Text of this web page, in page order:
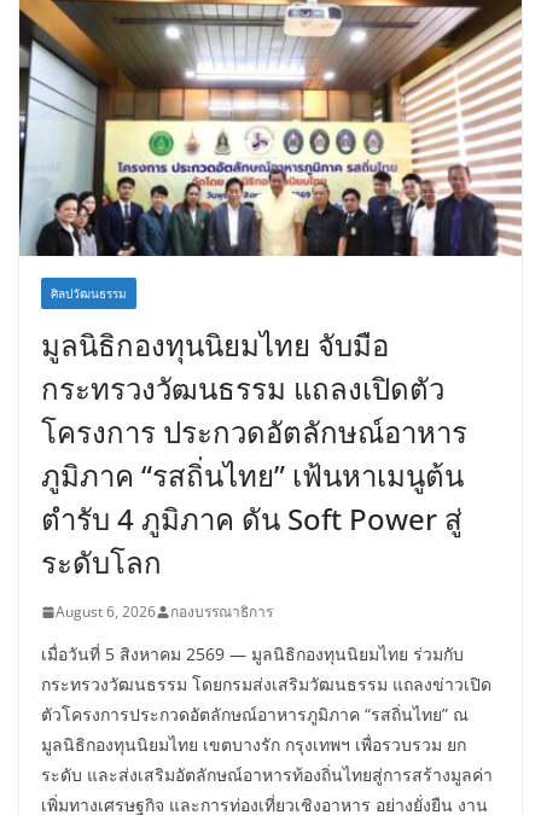
ศิลปวัฒนธรรม
มูลนิธิกองทุนนิยมไทย จับมือ
กระทรวงวัฒนธรรม แถลงเปิดตัว
โครงการ ประกวดอัตลักษณ์อาหาร
ภูมิภาค “รสถิ่นไทย” เฟ้นหาเมนูต้น
ตำรับ 4 ภูมิภาค ดัน Soft Power สู่
ระดับโลก
August 6, 2026 กองบรรณาธิการ
เมื่อวันที่ 5 สิงหาคม 2569 — มูลนิธิกองทุนนิยมไทย ร่วมกับ
กระทรวงวัฒนธรรม โดยกรมส่งเสริมวัฒนธรรม แถลงข่าวเปิด
ตัวโครงการประกวดอัตลักษณ์อาหารภูมิภาค “รสถิ่นไทย” ณ
มูลนิธิกองทุนนิยมไทย เขตบางรัก กรุงเทพฯ เพื่อรวบรวม ยก
ระดับ และส่งเสริมอัตลักษณ์อาหารท้องถิ่นไทยสู่การสร้างมูลค่า
เพิ่มทางเศรษฐกิจ และการท่องเที่ยวเชิงอาหาร อย่างยั่งยืน งาน